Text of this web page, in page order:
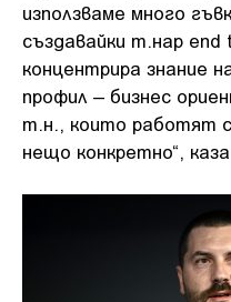
използваме много
създавайки т.нар end
концентрира знание
профил – бизнес
т.н., които работят
нещо конкретно“,